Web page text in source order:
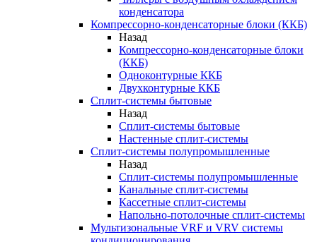
конденсатора
Компрессорно-конденсаторные блоки (ККБ)
Назад
Компрессорно-конденсаторные блоки
(ККБ)
Одноконтурные ККБ
Двухконтурные ККБ
Сплит-системы бытовые
Назад
Сплит-системы бытовые
Настенные сплит-системы
Сплит-системы полупромышленные
Назад
Сплит-системы полупромышленные
Канальные сплит-системы
Кассетные сплит-системы
Напольно-потолочные сплит-системы
Мультизональные VRF и VRV системы